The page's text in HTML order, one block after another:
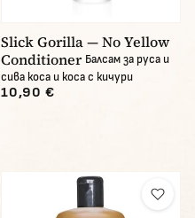
Slick Gorilla — No Yellow
Conditioner Балсам за руса и
сива коса и коса с кичури
10,90 €